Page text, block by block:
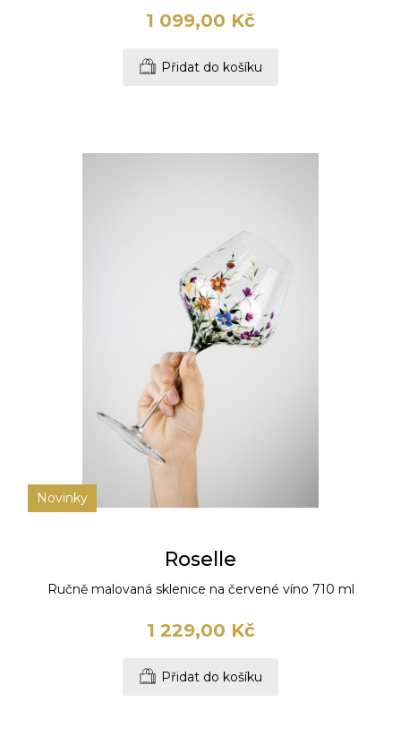
1 099,00 Kč
Přidat do košíku
Novinky
Roselle
Ručně malovaná sklenice na červené víno 710 ml
1 229,00 Kč
Přidat do košíku